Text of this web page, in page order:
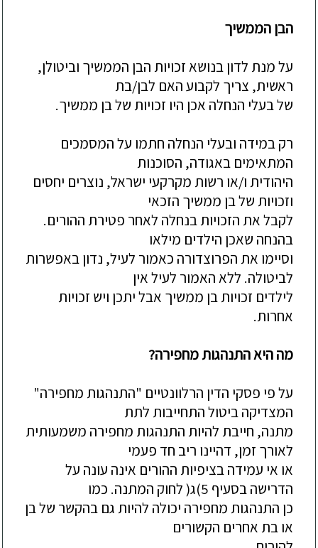
הבןהממשיך
עלמנת לדוןבנושאזכויות הבן הממשיך וביטולן,
ראשית, צריך לקבועהאם לבן/בת
שלבעלי הנחלה אכן היו זכויות שלבן ממשיך.
רקבמידה ובעלי הנחלה חתמו עלהמסמכים
המתאימים באגודה, הסוכנות
היהודית ו/או רשות מקרקעי ישראל, נוצרים יחסים
וזכויות שלבן ממשיך הזכאי
לקבלאת הזכויותבנחלה לאחר פטירת ההורים.
בהנחה שאכן הילדים מילאו
וסיימו את הפרוצדורה כאמור לעיל, נדוןבאפשרות
לביטולה. ללאהאמור לעילאין
לילדים זכויותבן ממשיך אבליתכן ויש זכויות
אחרות.
מההיאהתנהגותמחפירה?
עלפי פסקי הדין הרלוונטיים "התנהגות מחפירה"
המצדיקהביטולהתחייבות לתת
מתנה, חייבת להיות התנהגות מחפירה משמעותית
לאורך זמן, דהיינו ריב חד פעמי
או אי עמידהבציפיות ההורים אינה עונה על
הדרישהבסעיף 5) ג(לחוק המתנה. כמו
כן התנהגות מחפירה יכולה להיות גם בהקשר שלבן
אובת אחרים הקשורים